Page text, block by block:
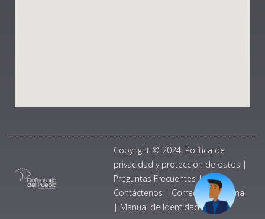
Copyright © 2024, Política de
privacidad y protección de datos |
Preguntas Frecuentes |
Contáctenos | Correo Institucional
| Manual de Identidad Visual